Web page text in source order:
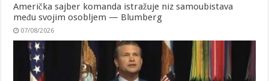
Američka sajber komanda istražuje niz samoubistava
među svojim osobljem — Blumberg
07/08/2026